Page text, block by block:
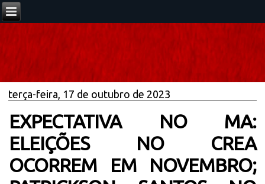
terça-feira, 17 de outubro de 2023
EXPECTATIVA NO MA:
ELEIÇÕES NO CREA
OCORREM EM NOVEMBRO;